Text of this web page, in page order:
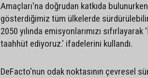
Amaçları'na doğrudan katkıda
gösterdiğimiz tüm ülkelerde
2050 yılında emisyonlarımızı
taahhüt ediyoruz.' ifadelerini kullandı.
DeFacto'nun odak noktasının çevresel